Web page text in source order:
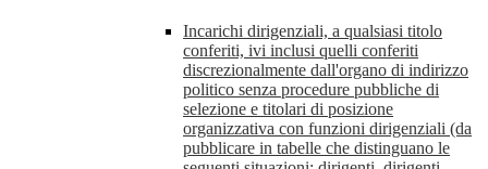
Incarichi dirigenziali, a qualsiasi titolo
conferiti, ivi inclusi quelli conferiti
discrezionalmente dall'organo di indirizzo
politico senza procedure pubbliche di
selezione e titolari di posizione
organizzativa con funzioni dirigenziali (da
pubblicare in tabelle che distinguano le